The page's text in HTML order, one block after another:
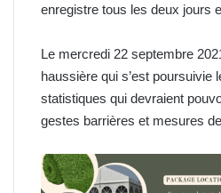
enregistre tous les deux jours
Le mercredi 22 septembre
haussière qui s’est
statistiques qui devraient
gestes barrières et mesures